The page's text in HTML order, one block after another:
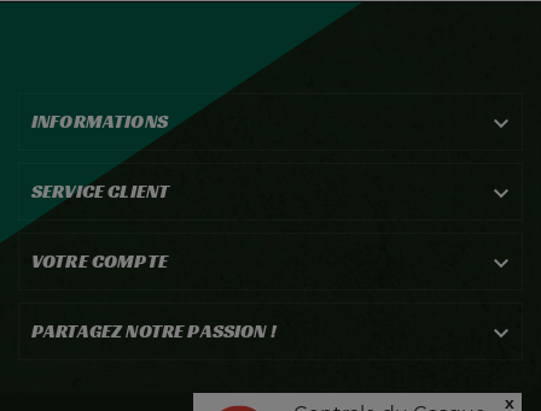
INFORMATIONS 
SERVICE CLIENT 
VOTRE COMPTE 
PARTAGEZ NOTRE PASSION ! 
x